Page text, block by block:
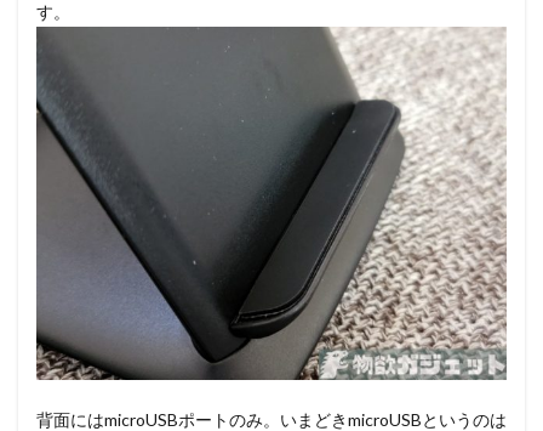
す。
背面にはmicroUSBポートのみ。いまどきmicroUSBというのは